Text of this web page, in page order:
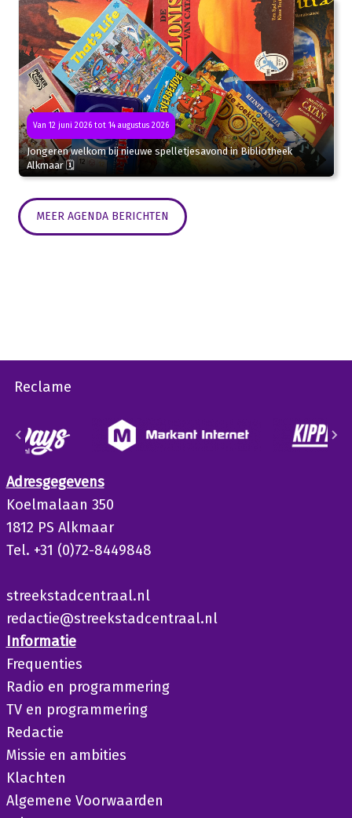
Van 12 juni 2026 tot 14 augustus 2026
Jongeren welkom bij nieuwe spelletjesavond in Bibliotheek
Alkmaar 🗓
MEER AGENDA BERICHTEN
Reclame
Adresgegevens
Koelmalaan 350
1812 PS Alkmaar
Tel. +31 (0)72-8449848
streekstadcentraal.nl
redactie@streekstadcentraal.nl
Informatie
Frequenties
Radio en programmering
TV en programmering
Redactie
Missie en ambities
Klachten
Algemene Voorwaarden